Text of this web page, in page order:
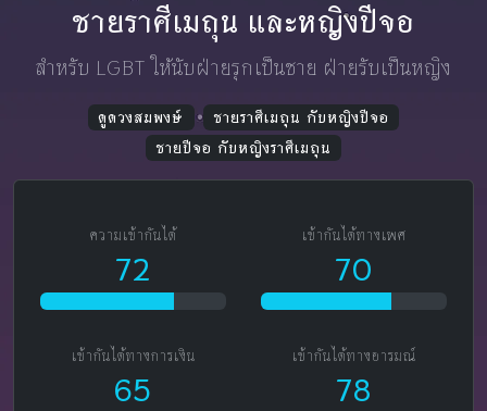
ชายราศีเมถุน และหญิงปีจอ
สำหรับ LGBT ให้นับฝ่ายรุกเป็นชาย ฝ่ายรับเป็นหญิง
ดูดวงสมพงษ์
ชายราศีเมถุน กับหญิงปีจอ
ชายปีจอ กับหญิงราศีเมถุน
ความเข้ากันได้
72
เข้ากันได้ทางเพศ
70
เข้ากันได้ทางการเงิน
65
เข้ากันได้ทางอารมณ์
78